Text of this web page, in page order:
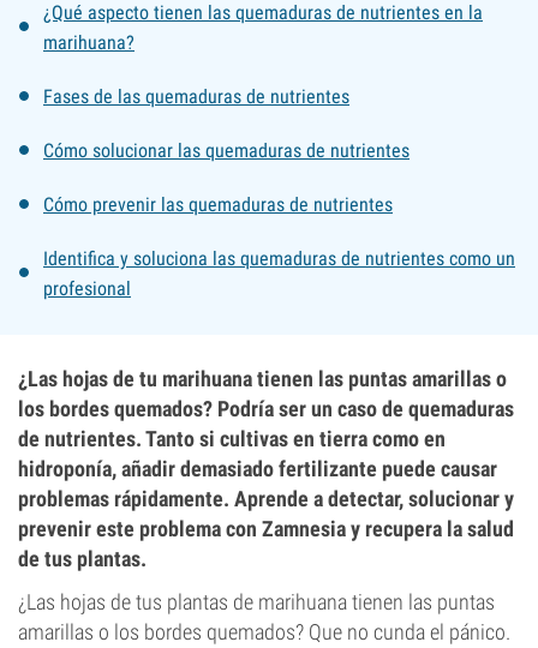
¿Qué aspecto tienen las quemaduras de nutrientes en la
marihuana?
Fases de las quemaduras de nutrientes
Cómo solucionar las quemaduras de nutrientes
Cómo prevenir las quemaduras de nutrientes
Identifica y soluciona las quemaduras de nutrientes como un
profesional
¿Las hojas de tu marihuana tienen las puntas amarillas o
los bordes quemados? Podría ser un caso de quemaduras
de nutrientes. Tanto si cultivas en tierra como en
hidroponía, añadir demasiado fertilizante puede causar
problemas rápidamente. Aprende a detectar, solucionar y
prevenir este problema con Zamnesia y recupera la salud
de tus plantas.
¿Las hojas de tus plantas de marihuana tienen las puntas
amarillas o los bordes quemados? Que no cunda el pánico.